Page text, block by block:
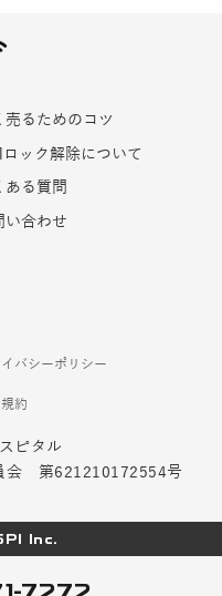
売るためのコツ
ック解除について
ある質問
い合わせ
バシーポリシー
約
ピタル
会 第621210172554号
Inc.